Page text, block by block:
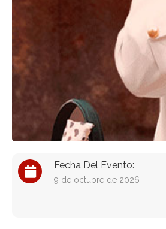
Fecha Del Evento:
9 de octubre de 2026